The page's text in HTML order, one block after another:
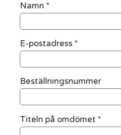
Namn *
E-postadress *
Beställningsnummer
Titeln på omdömet *